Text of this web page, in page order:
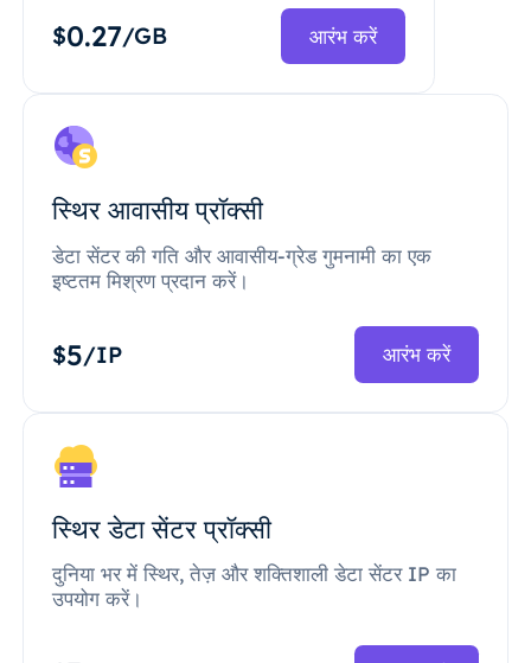
$0.27/GB आरंभ करें
स्थिर आवासीय प्रॉक्सी
डेटा सेंटर की गति और आवासीय-ग्रेड गुमनामी का एक
इष्टतम मिश्रण प्रदान करें।
$5/IP आरंभ करें
स्थिर डेटा सेंटर प्रॉक्सी
दुनिया भर में स्थिर, तेज़ और शक्तिशाली डेटा सेंटर IP का
उपयोग करें।